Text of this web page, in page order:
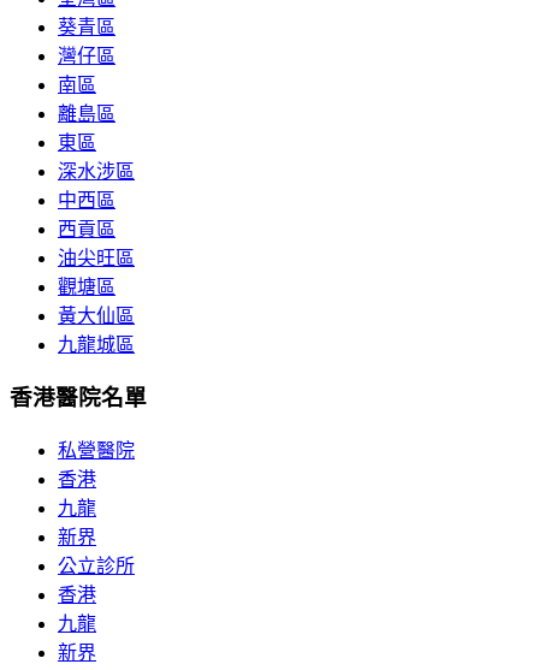
葵青區
灣仔區
南區
離島區
東區
深水涉區
中西區
西貢區
油尖旺區
觀塘區
黃大仙區
九龍城區
香港醫院名單
私營醫院
香港
九龍
新界
公立診所
香港
九龍
新界